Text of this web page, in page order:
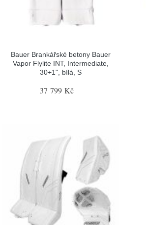
Bauer Brankářské betony Bauer
Vapor Flylite INT, Intermediate,
30+1", bílá, S
37 799 Kč